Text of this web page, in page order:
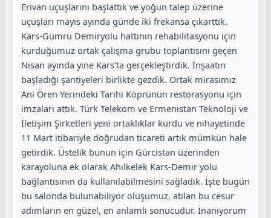
Erivan uçuşlarını başlattık ve yoğun talep üzerine
uçuşları mayıs ayında günde iki frekansa çıkarttık.
Kars-Gümrü Demiryolu hattının rehabilitasyonu için
kurduğumuz ortak çalışma grubu toplantısını geçen
Nisan ayında yine Kars’ta gerçekleştirdik. İnşaatın
başladığı şantiyeleri birlikte gezdik. Ortak mirasımız
Ani Ören Yerindeki Tarihi Köprünün restorasyonu için
imzaları attık. Türk Telekom ve Ermenistan Teknoloji ve
İletişim Şirketleri yeni ortaklıklar kurdu ve nihayetinde
11 Mart itibariyle doğrudan ticareti artık mümkün hale
getirdik. Üstelik bunun için Gürcistan üzerinden
karayoluna ek olarak Ahılkelek Kars-Demir yolu
bağlantısının da kullanılabilmesini sağladık. İşte bugün
bu salonda bulunabiliyor oluşumuz, atılan bu cesur
adımların en güzel, en anlamlı sonucudur. İnanıyorum